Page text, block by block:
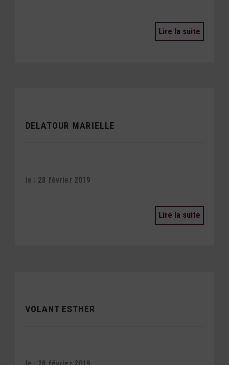
Lire la suite
DELATOUR MARIELLE
le : 28 février 2019
Lire la suite
VOLANT ESTHER